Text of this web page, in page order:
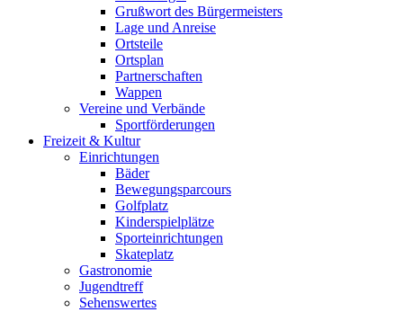
Grußwort des Bürgermeisters
Lage und Anreise
Ortsteile
Ortsplan
Partnerschaften
Wappen
Vereine und Verbände
Sportförderungen
Freizeit & Kultur
Einrichtungen
Bäder
Bewegungsparcours
Golfplatz
Kinderspielplätze
Sporteinrichtungen
Skateplatz
Gastronomie
Jugendtreff
Sehenswertes